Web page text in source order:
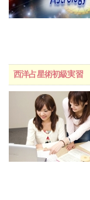
西洋占星術初級実習